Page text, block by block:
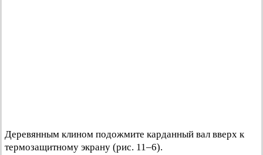
Деревянным клином подожмите карданный вал вверх к
термозащитному экрану (рис. 11–6).